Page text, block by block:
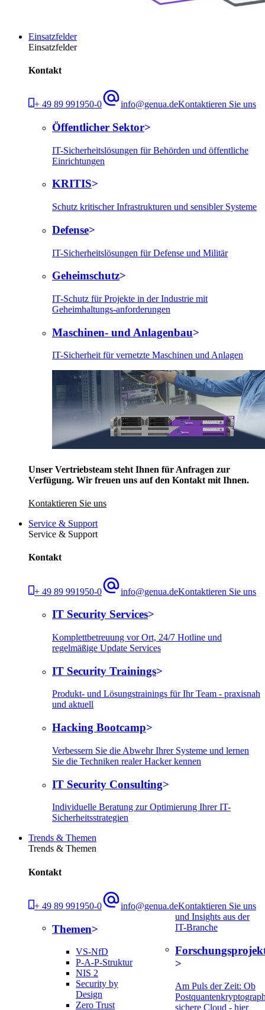
Einsatzfelder
Einsatzfelder
Kontakt
+ 49 89 991950-0 info@genua.deKontaktieren Sie uns
Öffentlicher Sektor
IT-Sicherheitslösungen für Behörden und öffentliche
Einrichtungen
KRITIS
Schutz kritischer Infrastrukturen und sensibler Systeme
Defense
IT-Sicherheitslösungen für Defense und Militär
Geheimschutz
IT-Schutz für Projekte in der Industrie mit
Geheimhaltungs-anforderungen
Maschinen- und Anlagenbau
IT-Sicherheit für vernetzte Maschinen und Anlagen
Unser Vertriebsteam steht Ihnen für Anfragen zur
Verfügung. Wir freuen uns auf den Kontakt mit Ihnen.
Kontaktieren Sie uns
Service & Support
Service & Support
Kontakt
+ 49 89 991950-0 info@genua.deKontaktieren Sie uns
IT Security Services
Komplettbetreuung vor Ort, 24/7 Hotline und
regelmäßige Update Services
IT Security Trainings
Produkt- und Lösungstrainings für Ihr Team - praxisnah
und aktuell
Hacking Bootcamp
Verbessern Sie die Abwehr Ihrer Systeme und lernen
Sie die Techniken realer Hacker kennen
IT Security Consulting
Individuelle Beratung zur Optimierung Ihrer IT-
Sicherheitsstrategien
Trends & Themen
Trends & Themen
Kontakt
+ 49 89 991950-0 info@genua.deKontaktieren Sie uns
Themen
VS-NfD
P-A-P-Struktur
NIS 2
Security by
Design
Zero Trust
und Insights aus der
IT-Branche
Am Puls der Zeit: Ob
sichere Cloud - hier